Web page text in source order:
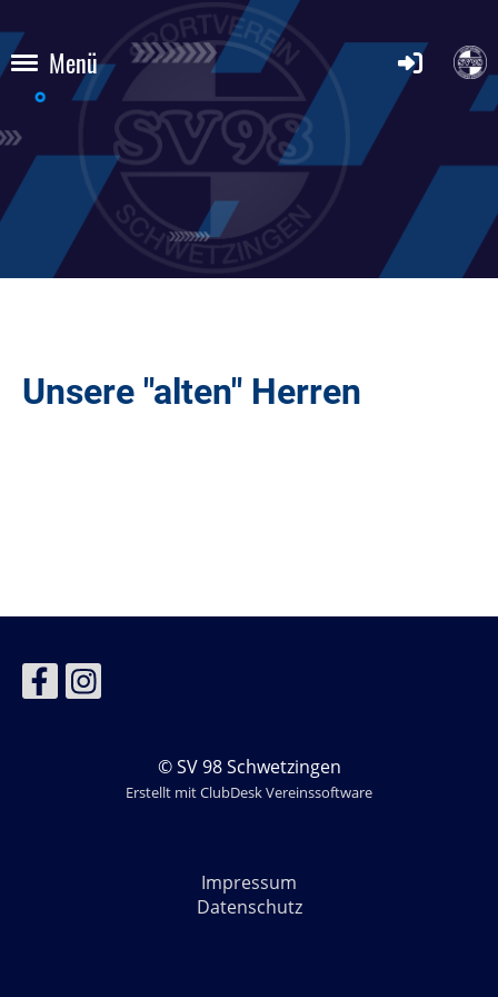
Menü
Unsere "alten" Herren
© SV 98 Schwetzingen
Erstellt mit ClubDesk Vereinssoftware
Impressum
Datenschutz